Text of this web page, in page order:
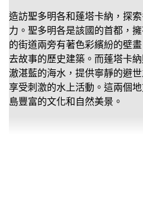
造訪聖多明各和蓬塔卡納，探
力。聖多明各是該國的首都，
的街道兩旁有著色彩繽紛的壁
去故事的歷史建築。而蓬塔卡
澈湛藍的海水，提供寧靜的避
享受刺激的水上活動。這兩個
島豐富的文化和自然美景。